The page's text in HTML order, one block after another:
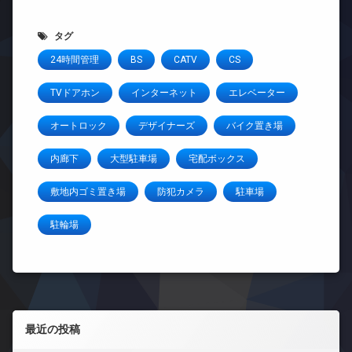
タグ
24時間管理 BS CATV CS
TVドアホン インターネット エレベーター
オートロック デザイナーズ バイク置き場
内廊下 大型駐車場 宅配ボックス
敷地内ゴミ置き場 防犯カメラ 駐車場
駐輪場
左サイドバー
最近の投稿